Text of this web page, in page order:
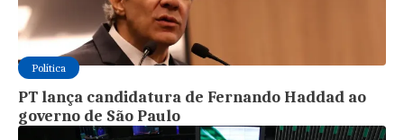
Política
PT lança candidatura de Fernando Haddad ao
governo de São Paulo